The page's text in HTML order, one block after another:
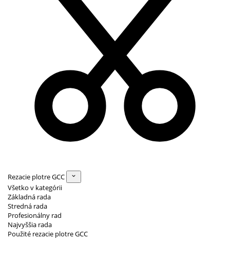
Rezacie plotre GCC
Všetko v kategórii
Základná rada
Stredná rada
Profesionálny rad
Najvyššia rada
Použité rezacie plotre GCC